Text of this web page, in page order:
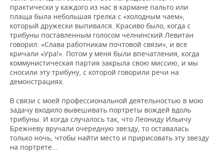
практически у каждого из нас в кармане пальто или
плаща была небольшая грелка с «холодным чаем»,
который дружески выпивался. Красиво было, когда с
трибуны поставленным голосом челнинский Левитан
говорил: «Слава работникам почтовой связи», и все
кричали «Ура!». Потом у меня были впечатления, когда
коммунистическая партия закрыла свою миссию, и мы
сносили эту трибуну, с которой говорили речи на
демонстрациях.
В связи с моей профессиональной деятельностью в мою
задачу входило вывешивать портреты вождей вдоль
трибуны. И когда случалось так, что Леониду Ильичу
Брежневу вручали очередную звезду, то оставалась
только ночь, чтобы найти место и пририсовать эту звезду
на портрете...